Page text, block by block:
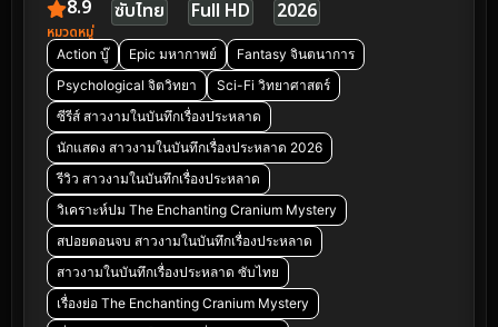
8.9 ซับไทย Full HD 2026
หมวดหมู่
Action บู๊ Epic มหากาพย์
Fantasy จินตนาการ
Psychological จิตวิทยา
Sci-Fi วิทยาศาสตร์
ซีรีส์ สาวงามในบันทึกเรื่องประหลาด
นักแสดง สาวงามในบันทึกเรื่องประหลาด 2026
รีวิว สาวงามในบันทึกเรื่องประหลาด
วิเคราะห์ปม The Enchanting Cranium Mystery
สปอยตอนจบ สาวงามในบันทึกเรื่องประหลาด
สาวงามในบันทึกเรื่องประหลาด ซับไทย
เรื่องย่อ The Enchanting Cranium Mystery